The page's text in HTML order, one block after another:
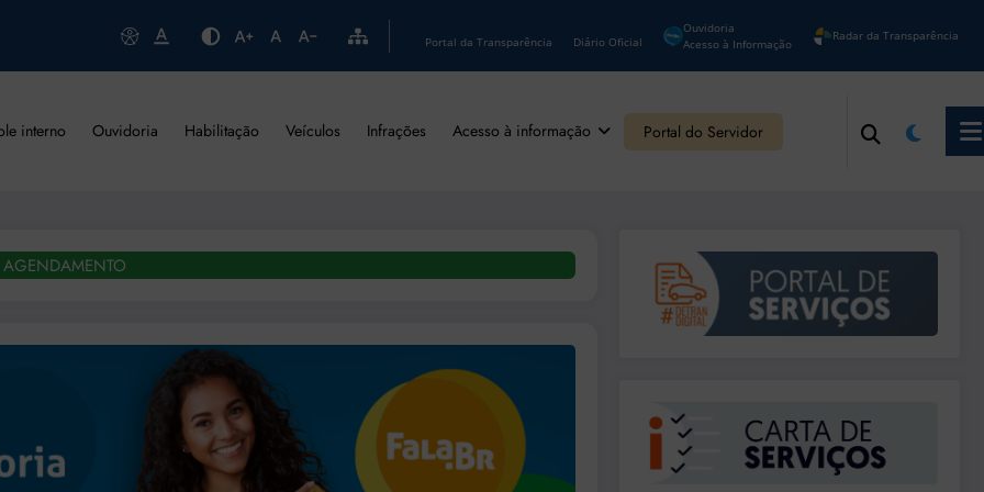
Portal da Transparência Diário Oficial
Ouvidoria
Acesso à Informação
Radar da Transparência
interno Ouvidoria Habilitação Veículos Infrações Acesso à informação Portal do Servidor
AGENDAMENTO